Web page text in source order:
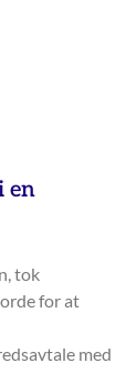
en
tok
for at
med